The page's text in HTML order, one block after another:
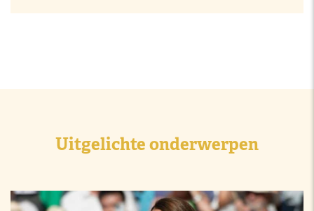
Uitgelichte onderwerpen